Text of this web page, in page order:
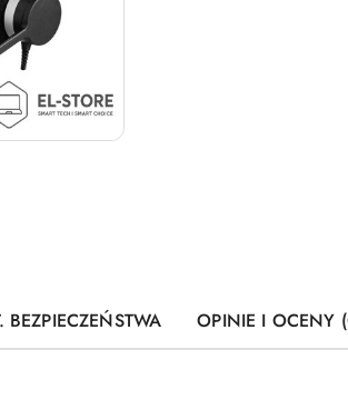
BEZPIECZEŃSTWA OPINIE I OCENY